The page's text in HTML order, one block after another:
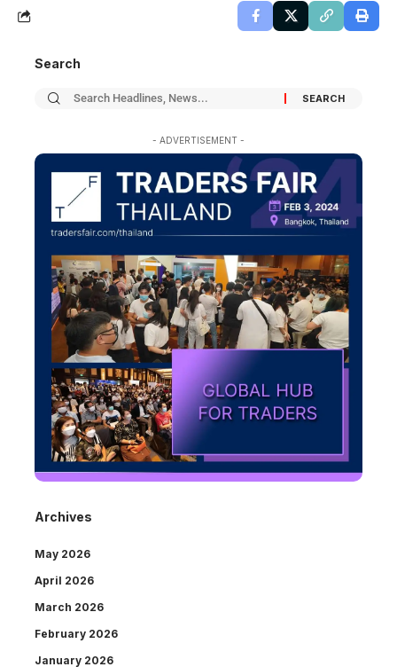
Search
- ADVERTISEMENT -
Archives
May 2026
April 2026
March 2026
February 2026
January 2026